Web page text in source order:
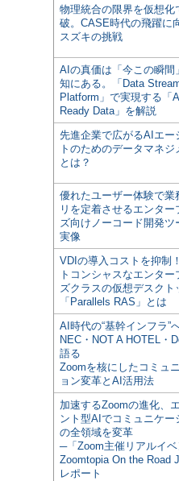
物理統合の限界を仮想化
破。CASE時代の飛躍に
スズキの挑戦
AIの真価は「今この瞬間
知にある。「Data
Platform」で実現する「AI
Ready Data」を解説
先進企業で広がるAIエー
トのためのデータマネジ
とは？
優れたユーザー体験で業
リを定着させるエンター
ズ向けノーコード開発ツ
実像
VDIの導入コストを抑制
トコンシャスなエンター
ズクラスの仮想デスクト
「Parallels RAS」とは
AI時代の“基幹インフラ”
NEC・NOT A HOTEL・
語る
Zoomを核にしたコミュ
ョン変革とAI活用法
加速するZoomの進化、
ント型AIでコミュニケー
の全領域を変革
─「Zoom主催リアルイベ
Zoomtopia On the Road
レポート